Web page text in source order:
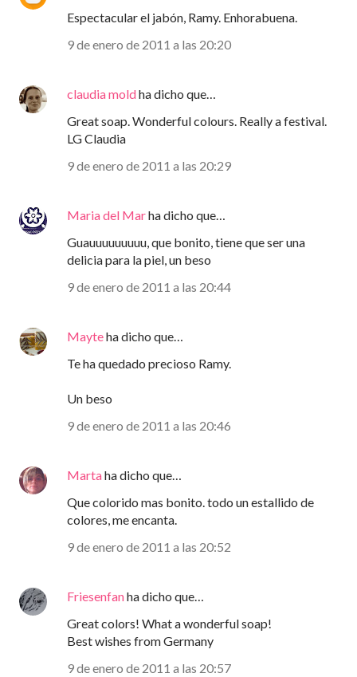
Espectacular el jabón, Ramy. Enhorabuena.
9 de enero de 2011 a las 20:20
claudia moldha dicho que…
Great soap. Wonderful colours. Really a festival.
LG Claudia
9 de enero de 2011 a las 20:29
Maria del Marha dicho que…
Guauuuuuuuuu, que bonito, tiene que ser una
delicia para la piel, un beso
9 de enero de 2011 a las 20:44
Mayteha dicho que…
Te ha quedado precioso Ramy.
Un beso
9 de enero de 2011 a las 20:46
Martaha dicho que…
Que colorido mas bonito. todo un estallido de
colores, me encanta.
9 de enero de 2011 a las 20:52
Friesenfanha dicho que…
Great colors! What a wonderful soap!
Best wishes from Germany
9 de enero de 2011 a las 20:57